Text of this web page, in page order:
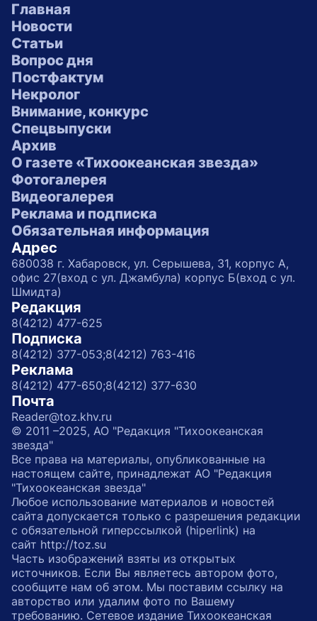
Главная
Новости
Статьи
Вопрос дня
Постфактум
Некролог
Внимание, конкурс
Спецвыпуски
Архив
О газете «Тихоокеанская звезда»
Фотогалерея
Видеогалерея
Реклама и подписка
Обязательная информация
Адрес
680038 г. Хабаровск, ул. Серышева, 31, корпус А,
офис 27(вход с ул. Джамбула) корпус Б(вход с ул.
Шмидта)
Редакция
8(4212) 477-625
Подписка
8(4212) 377-053;8(4212) 763-416
Реклама
8(4212) 477-650;8(4212) 377-630
Почта
Reader@toz.khv.ru
© 2011 –2025, АО "Редакция "Тихоокеанская
звезда"
Все права на материалы, опубликованные на
настоящем сайте, принадлежат АО "Редакция
"Тихоокеанская звезда"
Любое использование материалов и новостей
сайта допускается только с разрешения редакции
с обязательной гиперссылкой (hiperlink) на
сайт http://toz.su
Часть изображений взяты из открытых
источников. Если Вы являетесь автором фото,
сообщите нам об этом. Мы поставим ссылку на
авторство или удалим фото по Вашему
требованию. Сетевое издание Тихоокеанская